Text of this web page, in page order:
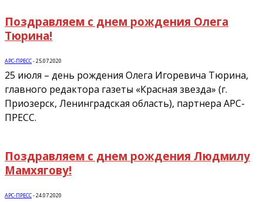
Поздравляем с днем рождения Олега
Тюрина!
АРС-ПРЕСС-25.07.2020
25 июля – день рождения Олега Игоревича Тюрина,
главного редактора газеты «Красная звезда» (г.
Приозерск, Ленинградская область), партнера АРС-
ПРЕСС.
Поздравляем с днем рождения Людмилу
Мамхягову!
АРС-ПРЕСС-24.07.2020